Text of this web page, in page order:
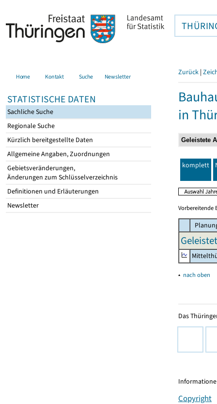
Home Kontakt Suche Newsletter
STATISTISCHE DATEN
Sachliche Suche
Regionale Suche
Kürzlich bereitgestellte Daten
Allgemeine Angaben, Zuordnungen
Gebietsveränderungen,
Änderungen zum Schlüsselverzeichnis
Definitionen und Erläuterungen
Newsletter
Zurück |
in
komplett
Vorbereitende
▴ nach oben
Das
Copyright